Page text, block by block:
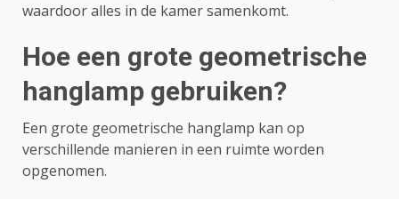
waardoor alles in de kamer samenkomt.
Hoe een grote geometrische
hanglamp gebruiken?
Een grote geometrische hanglamp kan op
verschillende manieren in een ruimte worden
opgenomen.